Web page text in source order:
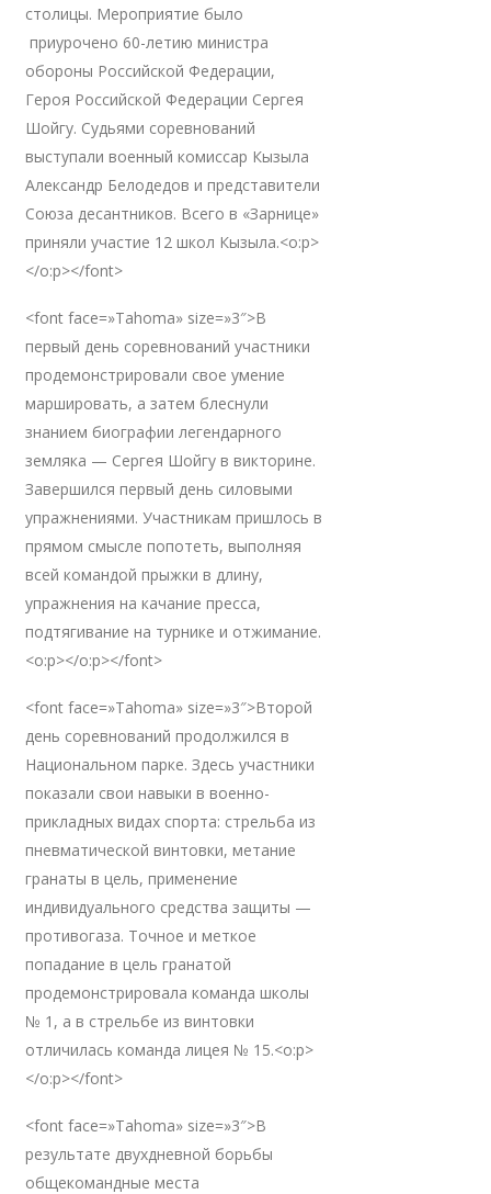
столицы. Мероприятие было
приурочено 60-летию министра
обороны Российской Федерации,
Героя Российской Федерации Сергея
Шойгу. Судьями соревнований
выступали военный комиссар Кызыла
Александр Белодедов и представители
Союза десантников. Всего в «Зарнице»
приняли участие 12 школ Кызыла.<o:p>
</o:p></font>
<font face=»Tahoma» size=»3″>В
первый день соревнований участники
продемонстрировали свое умение
маршировать, а затем блеснули
знанием биографии легендарного
земляка — Сергея Шойгу в викторине.
Завершился первый день силовыми
упражнениями. Участникам пришлось в
прямом смысле попотеть, выполняя
всей командой прыжки в длину,
упражнения на качание пресса,
подтягивание на турнике и отжимание.
<o:p></o:p></font>
<font face=»Tahoma» size=»3″>Второй
день соревнований продолжился в
Национальном парке. Здесь участники
показали свои навыки в военно-
прикладных видах спорта: стрельба из
пневматической винтовки, метание
гранаты в цель, применение
индивидуального средства защиты —
противогаза. Точное и меткое
попадание в цель гранатой
продемонстрировала команда школы
№ 1, а в стрельбе из винтовки
отличилась команда лицея № 15.<o:p>
</o:p></font>
<font face=»Tahoma» size=»3″>В
результате двухдневной борьбы
общекомандные места